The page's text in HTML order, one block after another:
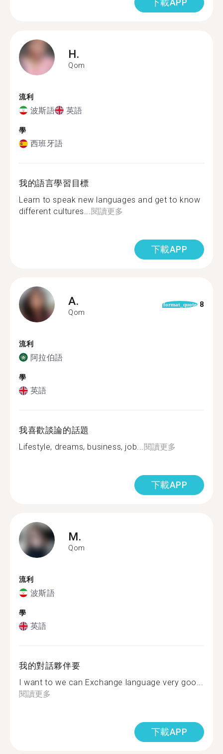
下載APP
H.
Qom
流利
波斯語 英語
學
西班牙語
我的語言學習目標
Learn to speak new languages and get to know
different cultures...閱讀更多
下載APP
A.
Qom
format_quote 8
流利
阿拉伯語
學
英語
我喜歡談論的話題
Lifestyle, dreams, business, job...閱讀更多
下載APP
M.
Qom
流利
波斯語
學
英語
我的對話夥伴要
I want to we can Exchange language very goo...
閱讀更多
下載APP